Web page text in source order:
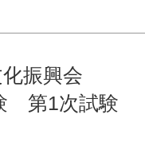
化振興会
第1次試験